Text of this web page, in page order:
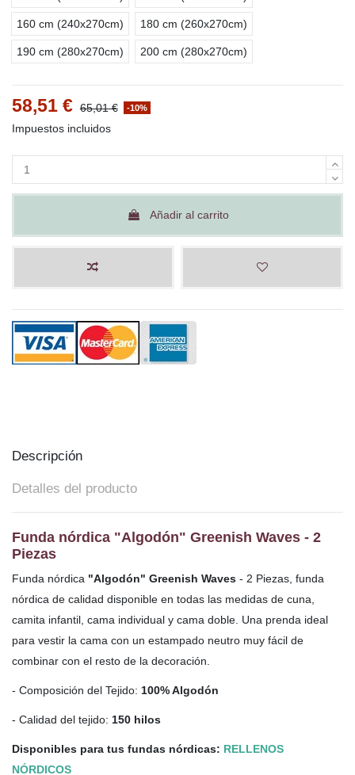
160 cm (240x270cm) 180 cm (260x270cm)
190 cm (280x270cm) 200 cm (280x270cm)
58,51 € 65,01 € -10%
Impuestos incluidos
Añadir al carrito
Descripción
Detalles del producto
Funda nórdica "Algodón" Greenish Waves - 2
Piezas
Funda nórdica "Algodón" Greenish Waves - 2 Piezas, funda
nórdica de calidad disponible en todas las medidas de cuna,
camita infantil, cama individual y cama doble. Una prenda ideal
para vestir la cama con un estampado neutro muy fácil de
combinar con el resto de la decoración.
- Composición del Tejido: 100% Algodón
- Calidad del tejido: 150 hilos
Disponibles para tus fundas nórdicas: RELLENOS
NÓRDICOS